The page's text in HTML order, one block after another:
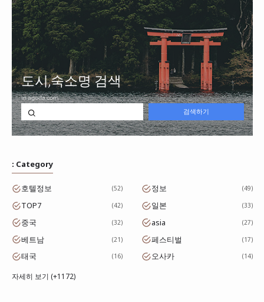
: Category
호텔정보 52 정보 49
TOP7 42 일본 33
중국 32 asia 27
베트남 21 페스티벌 17
태국 16 오사카 14
자세히 보기 (+1172)